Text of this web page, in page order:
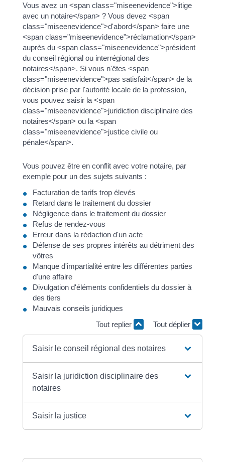
Vous avez un <span class="miseenevidence">litige
avec un notaire</span> ? Vous devez <span
class="miseenevidence">d'abord</span> faire une
<span class="miseenevidence">réclamation</span>
auprès du <span class="miseenevidence">président
du conseil régional ou interrégional des
notaires</span>. Si vous n'êtes <span
class="miseenevidence">pas satisfait</span> de la
décision prise par l'autorité locale de la profession,
vous pouvez saisir la <span
class="miseenevidence">juridiction disciplinaire des
notaires</span> ou la <span
class="miseenevidence">justice civile ou
pénale</span>.
Vous pouvez être en conflit avec votre notaire, par
exemple pour un des sujets suivants :
Facturation de tarifs trop élevés
Retard dans le traitement du dossier
Négligence dans le traitement du dossier
Refus de rendez-vous
Erreur dans la rédaction d'un acte
Défense de ses propres intérêts au détriment des
vôtres
Manque d'impartialité entre les différentes parties
d'une affaire
Divulgation d'éléments confidentiels du dossier à
des tiers
Mauvais conseils juridiques
Tout replier
Tout déplier
Saisir le conseil régional des notaires
Saisir la juridiction disciplinaire des
notaires
Saisir la justice